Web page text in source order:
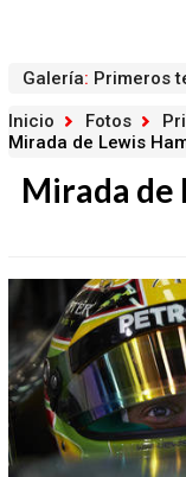
Galería: Primeros
Inicio
Fotos
Mirada de Lewis
Mirada de